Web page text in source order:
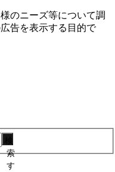
のニーズ等について調
告を表⽰する⽬的で
索
す